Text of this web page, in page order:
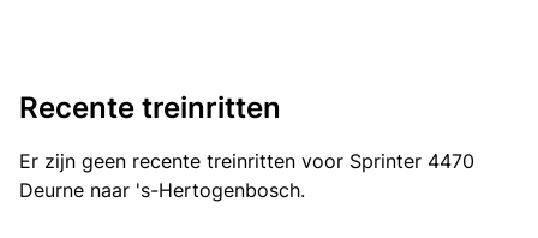
Recente treinritten
Er zijn geen recente treinritten voor Sprinter 4470
Deurne naar 's-Hertogenbosch.